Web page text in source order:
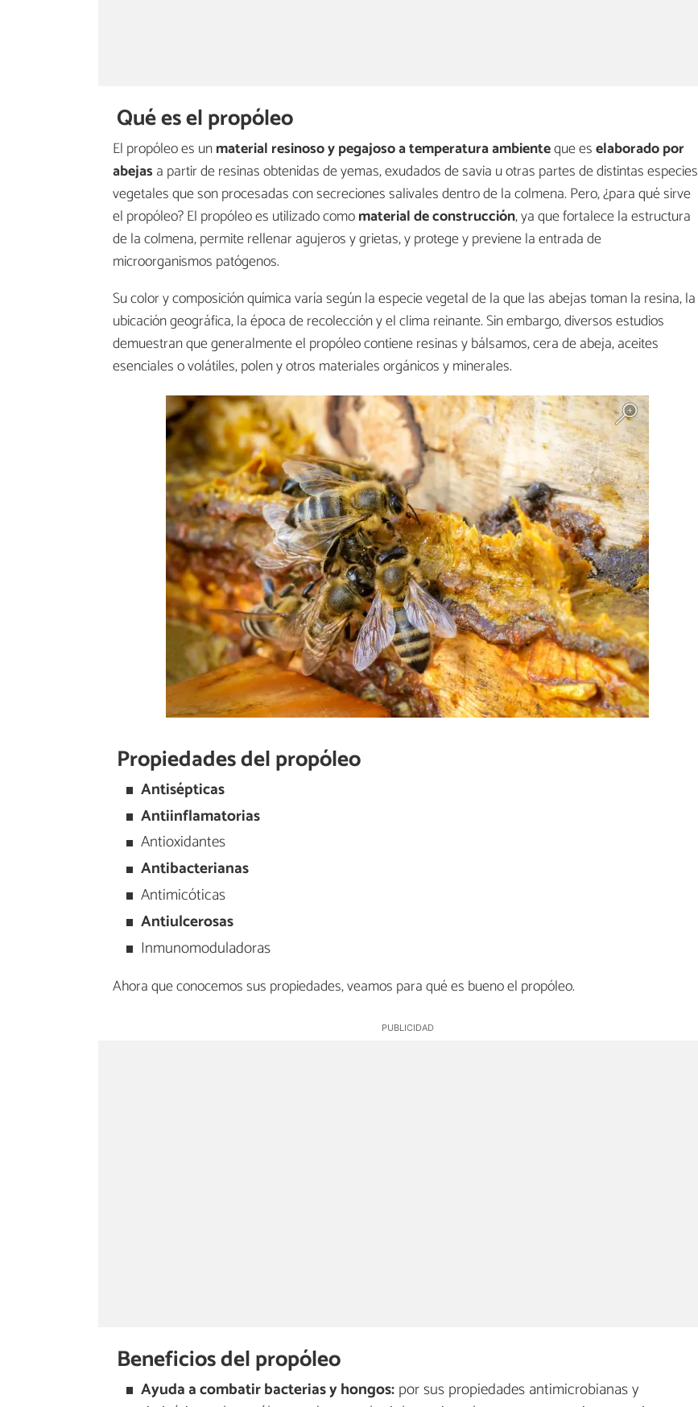
Qué es el propóleo
El propóleo es unmaterial resinoso y pegajoso a temperatura ambienteque eselaborado por
abejas a partir de resinas obtenidas de yemas, exudados de savia u otras partes de distintas especies
vegetales que son procesadas con secreciones salivales dentro de la colmena. Pero, ¿para qué sirve
el propóleo? El propóleo es utilizado comomaterial de construcción, ya que fortalece la estructura
de la colmena, permite rellenar agujeros y grietas, y protege y previene la entrada de
microorganismos patógenos.
Su color y composición química varía según la especie vegetal de la que las abejas toman la resina, la
ubicación geográfica, la época de recolección y el clima reinante. Sin embargo, diversos estudios
demuestran que generalmente el propóleo contiene resinas y bálsamos, cera de abeja, aceites
esenciales o volátiles, polen y otros materiales orgánicos y minerales.
Propiedades del propóleo
Antisépticas
Antiinflamatorias
Antioxidantes
Antibacterianas
Antimicóticas
Antiulcerosas
Inmunomoduladoras
Ahora que conocemos sus propiedades, veamos para qué es bueno el propóleo.
Beneficios del propóleo
Ayuda a combatir bacterias y hongos:por sus propiedades antimicrobianas y